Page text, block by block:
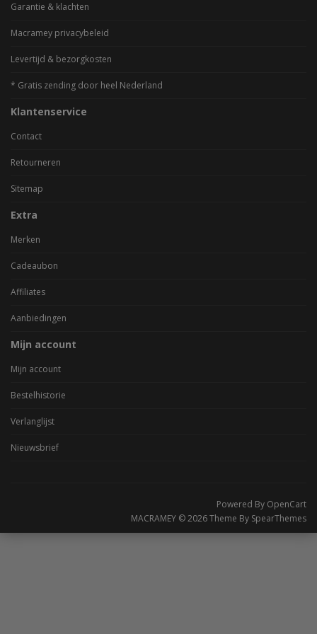
Garantie & klachten
Macramey privacybeleid
Levertijd & bezorgkosten
* Gratis zending door heel Nederland
Klantenservice
Contact
Retourneren
Sitemap
Extra
Merken
Cadeaubon
Affiliates
Aanbiedingen
Mijn account
Mijn account
Bestelhistorie
Verlanglijst
Nieuwsbrief
Powered By OpenCart
MACRAMEY © 2026 Theme By SpearThemes